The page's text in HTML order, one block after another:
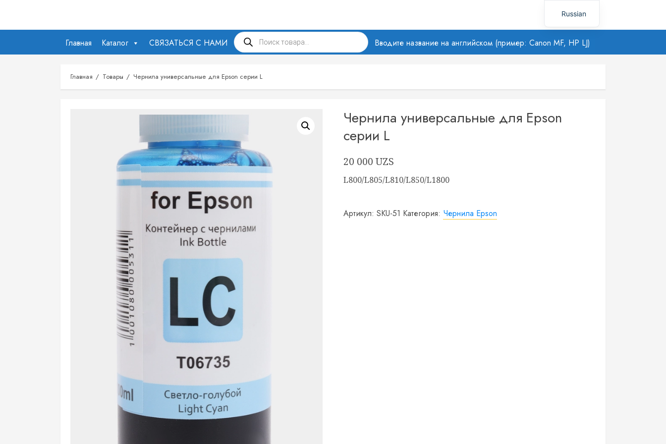
содержимому
Главная
Каталог СВЯЗАТЬСЯ С НАМИ
Поиск
товаров Вводите название на английском (пример: Canon MF, HP LJ)
Главная Товары Чернила универсальные для Epson серии L
Чернила универсальные для Epson
серии L
20 000UZS
L800/L805/L810/L850/L1800
Артикул:SKU-51 Категория: Чернила Epson
Russian
Uzbek